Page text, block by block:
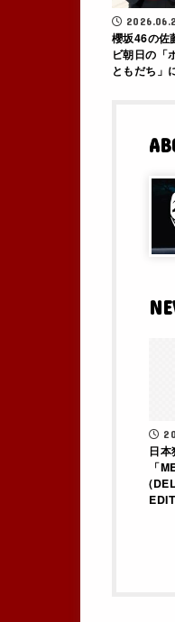
櫻坂46の佐
ビ朝日の「
ともだち」
日本
「